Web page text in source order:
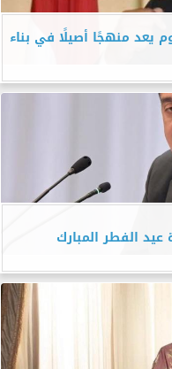
يعد منهجًا أصيلًا في بناء
عيد الفطر المبارك